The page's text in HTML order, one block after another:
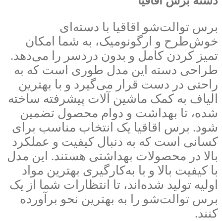
برس توالت‌شو اقاقیا با دسته‌ای
خوش‌طرح و ارگونومیک، به شما امکان
تمیز کردن کامل و بدون دردسر را می‌دهد.
طراحی دسته این مدل طوری است که به
راحتی در دست قرار می‌گیرد و با بهترین
الیاف به کمک ماشین‌ آلات پیشرفته ساخته
شده، تا بهداشت و دوام محصول تضمین
شود. برس اقاقیا یک انتخاب مناسب برای
کسانی است که به دنبال کیفیت و عملکرد
بالا در محصولات بهداشتی هستند. این مدل
با کیفیت بالا و با به‌کارگیری بهترین مواد
اولیه تولید شده‌اند، تا انتظارات شما از یک
برس توالت‌شو را به بهترین نحو برآورده
کنند.